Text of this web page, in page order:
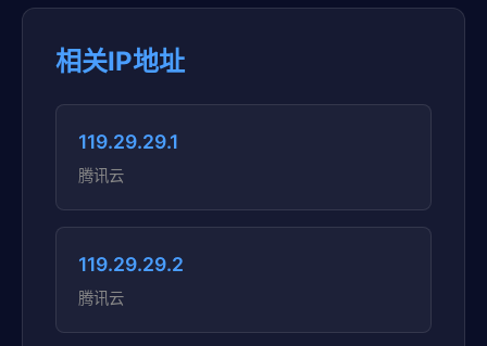
相关IP地址
119.29.29.1
腾讯云
119.29.29.2
腾讯云